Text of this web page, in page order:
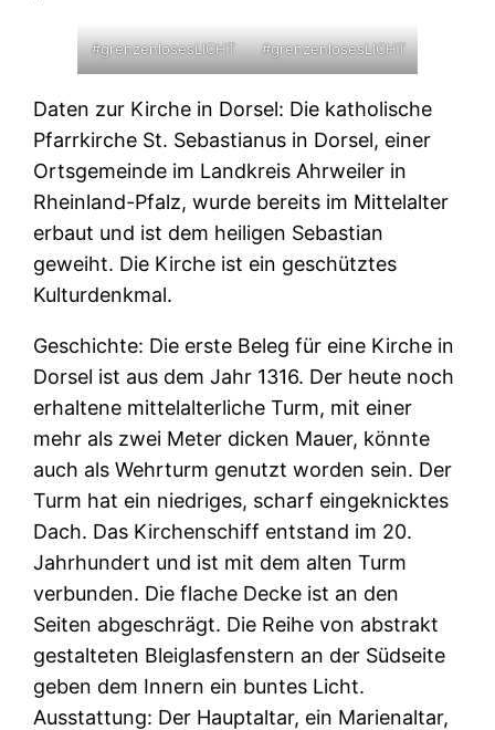
#grenzenlosesLICHT #grenzenlosesLICHT
Daten zur Kirche in Dorsel: Die katholische
Pfarrkirche St. Sebastianus in Dorsel, einer
Ortsgemeinde im Landkreis Ahrweiler in
Rheinland-Pfalz, wurde bereits im Mittelalter
erbaut und ist dem heiligen Sebastian
geweiht. Die Kirche ist ein geschütztes
Kulturdenkmal.
Geschichte: Die erste Beleg für eine Kirche in
Dorsel ist aus dem Jahr 1316. Der heute noch
erhaltene mittelalterliche Turm, mit einer
mehr als zwei Meter dicken Mauer, könnte
auch als Wehrturm genutzt worden sein. Der
Turm hat ein niedriges, scharf eingeknicktes
Dach. Das Kirchenschiff entstand im 20.
Jahrhundert und ist mit dem alten Turm
verbunden. Die flache Decke ist an den
Seiten abgeschrägt. Die Reihe von abstrakt
gestalteten Bleiglasfenstern an der Südseite
geben dem Innern ein buntes Licht.
Ausstattung: Der Hauptaltar, ein Marienaltar,